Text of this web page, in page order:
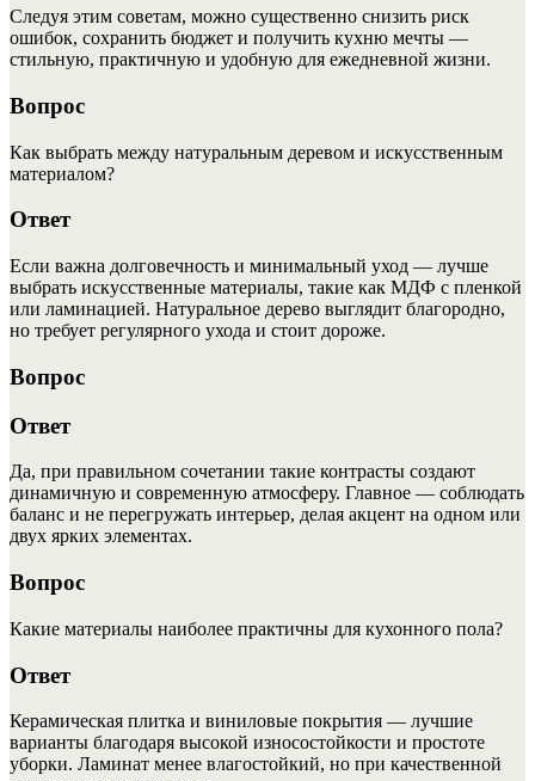
Следуя этим советам, можно существенно снизить риск
ошибок, сохранить бюджет и получить кухню мечты —
стильную, практичную и удобную для ежедневной жизни.
Вопрос
Как выбрать между натуральным деревом и искусственным
материалом?
Ответ
Если важна долговечность и минимальный уход — лучше
выбрать искусственные материалы, такие как МДФ с пленкой
или ламинацией. Натуральное дерево выглядит благородно,
но требует регулярного ухода и стоит дороже.
Вопрос
Ответ
Да, при правильном сочетании такие контрасты создают
динамичную и современную атмосферу. Главное — соблюдать
баланс и не перегружать интерьер, делая акцент на одном или
двух ярких элементах.
Вопрос
Какие материалы наиболее практичны для кухонного пола?
Ответ
Керамическая плитка и виниловые покрытия — лучшие
варианты благодаря высокой износостойкости и простоте
уборки. Ламинат менее влагостойкий, но при качественной